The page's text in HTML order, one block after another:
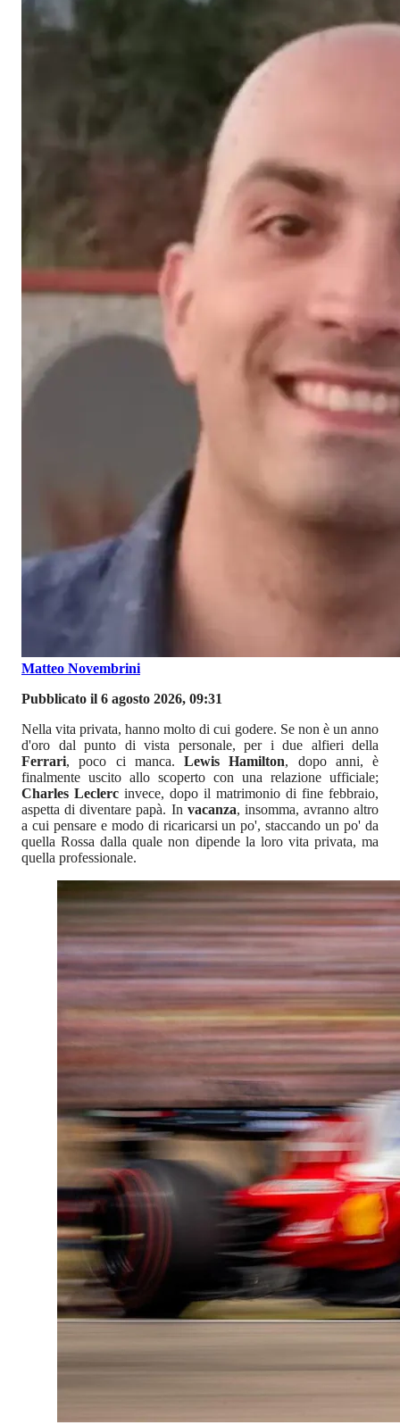
Matteo Novembrini
Pubblicato il 6 agosto 2026, 09:31
Nella vita privata, hanno molto di cui godere. Se non è un anno
d'oro dal punto di vista personale, per i due alfieri della
Ferrari, poco ci manca. Lewis Hamilton, dopo anni, è
finalmente uscito allo scoperto con una relazione ufficiale;
Charles Leclerc invece, dopo il matrimonio di fine febbraio,
aspetta di diventare papà. In vacanza, insomma, avranno altro
a cui pensare e modo di ricaricarsi un po', staccando un po' da
quella Rossa dalla quale non dipende la loro vita privata, ma
quella professionale.